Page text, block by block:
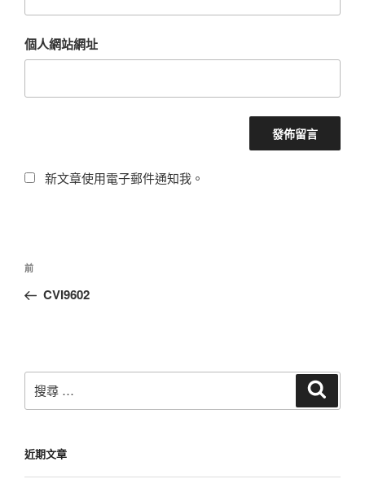
個人網站網址
新文章使用電子郵件通知我。
文
導
上
一
前
CVI9602
搜
尋：
近期文章